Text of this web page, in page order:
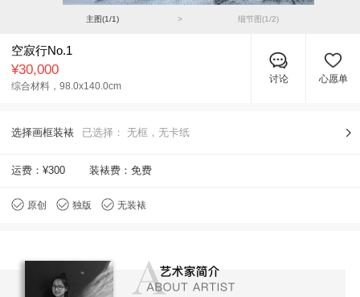
主图(1/1) > 细节图(1/2)
空寂行No.1
¥30,000
综合材料， 98.0x140.0cm
讨论 心愿单
选择画框装裱 已选择： 无框，无卡纸
运费： ¥300 装裱费：免费
原创 独版 无装裱